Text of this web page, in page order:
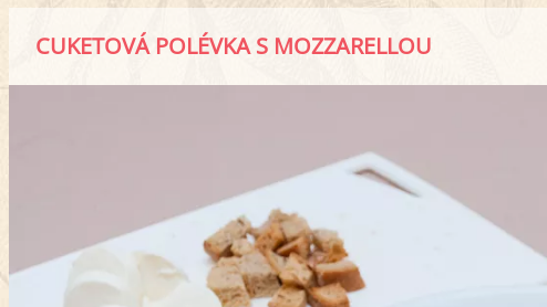
CUKETOVÁ POLÉVKA S MOZZARELLOU